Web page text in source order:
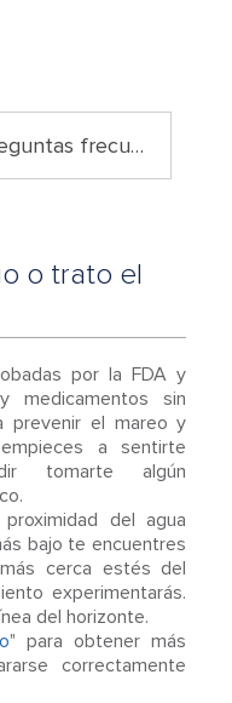
Busca en nuestras Preguntas frecuentes
o trato el
por la FDA y
medicamentos sin
prevenir el mareo y
a sentirte
tomarte algún
del agua
bajo te encuentres
cerca estés del
experimentarás.
del horizonte.
" para obtener más
correctamente